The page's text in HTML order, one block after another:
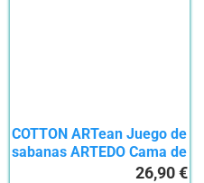
COTTON ARTean Juego de
sabanas ARTEDO Cama de
26,90 €